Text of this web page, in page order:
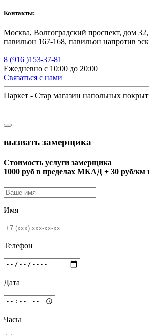
Контакты:
Москва, Волгоградский проспект, дом
павильон 167-168, павильон напротив
8 (916 )153-37-81
Ежедневно с 10:00 до 20:00
Связаться с нами
Паркет - Стар магазин напольных
вызвать замерщика
Стоимость услуги замерщика
1000 руб в пределах МКАД + 30 руб/
Имя
Телефон
Дата
Часы